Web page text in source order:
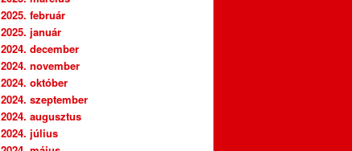
2025. február
2025. január
2024. december
2024. november
2024. október
2024. szeptember
2024. augusztus
2024. július